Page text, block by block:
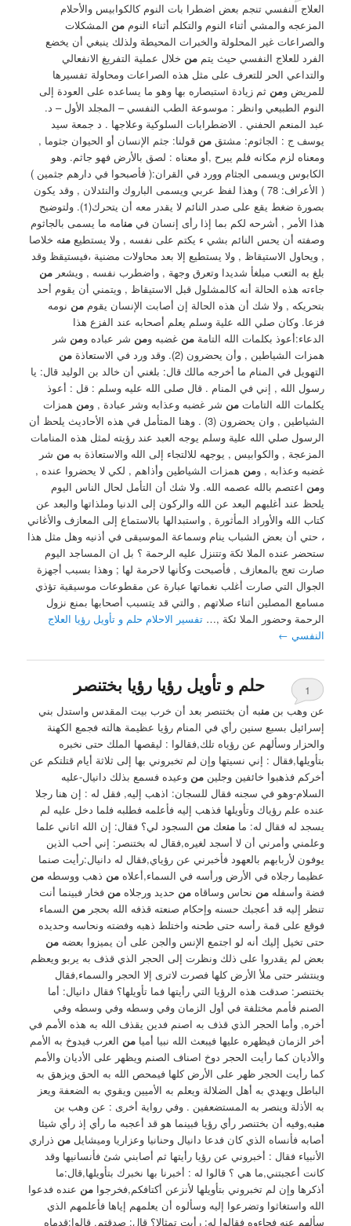
العلاج النفسي تنجم بعض اضطرا بات النوم كالكوابيس والأحلام
المزعجه والمشي أثناء النوم والتكلم أثناء النوممن المشكلات
والصراعات غير المحلولة والخبرات المحيطة ولذلك ينبغي أن يخضع
الفرد للعلاج النفسي حيث يتممن خلال عملية التفريغ الانفعالي
والتداعي الحر للتعرف على مثل هذه الصراعات ومحاولة تفسيرها
للمريض ومن ثم زيادة استبصاره بها وهو ما يساعده على العودة إلى
النوم الطبيعي وانظر : موسوعة الطب النفسي – المجلد الأول – د.
عبد المنعم الحفني . الاضطرابات السلوكية وعلاجها . د جمعة سيد
يوسف ج : الجاثوم: مشتقمن قولنا: جثم الإنسان أو الحيوان جثوما ,
ومعناه لزم مكانه فلم يبرح ,أو معناه : لصق بالأرض فهو جاثم. وهو
الكابوس ويسمى الجثام وورد في القران:( فأصبحوا في دارهم جثمين )
( الأعراف: 78 ‏) وهذا لفظ عربي ويسمى الباروك والنئدلان , وقد يكون
بصورة ضغط يقع على صدر النائم لا يقدر معه أن يتحرك(1). ‏ولتوضيح
هذا الأمر , أشرحه لكم بما إذا رأى إنسان فيمنامه ما يسمى بالجاثوم
وصفته أن يحس النائم بشي ء يكتم على نفسه , ولا يستطيعمنه خلاصا
, ويحاول الاستيقاظ , ولا يستطيع إلا بعد محاولات مضنية ،فيستيقظ وقد
بلغ به التعب مبلغأ شديدا وتعرق وجهة , واضطرب نفسه , ويشعرمن
جاءته هذه الحالة أنه كالمشلول قبل الاستيقاظ , ويتمني أن يقوم أحد
بتحريكه , ولا شك أن هذه الحالة إن أصابت الإنسان يقوممن نومه
فزعا. ‏وكان صلي الله علية وسلم يعلم أصحابه عند الفزع هذا
الدعاء:أعوذ بكلمات الله التامةمن غضبه ومن شر عباده ومن شر
همزات الشياطين , وأن يحضرون (2). ‏وقد ورد في الاستعاذة
من
التهويل في المنام ما أخرجه مالك قال: بلغني أن خالد بن الوليد قال: يا
رسول الله , إني في المنام . ‏قال صلى الله عليه وسلم : قل : أعوذ
يكلمات الله التاماتمن شر غضبه وعذابه وشر عبادة , ومن همزات
الشياطين , وان يحضرون (3) . ‏وهنا المتأمل في هذه الأحاديث يلحظ أن
الرسول صلي الله علية وسلم يوجه العبد عند رؤيته لمثل هذه المنامات
المزعجة , والكوابيس , يوجهه للالتجاء إلى الله والاستعاذة بهمن شر
غضبه وعذابه , ومن همزات الشياطين وأذاهم , لكي لا يحضروا عنده ,
ومن اعتصم بالله عصمه الله. ‏ولا شك أن التأمل لحال الناس اليوم
يلحظ عند أغلبهم البعد عن الله والركون إلى الدنيا وملذاتها والبعد عن
كتاب الله والأوراد المأثورة , واستبدالها بالاستماع إلى المعازف والأغاني
، حتي أن بعض الشباب ينام وسماعة الموسيقى في أذنيه وهل مثل هذا
ستحضر عنده الملا ئكة وتتنزل عليه الرحمة ؟ ‏بل ان المساجد اليوم
صارت تعج بالمعازف , فأصبحت وكأنها لاحرمة لها ; وهذا بسبب أجهزة
الجوال التي صارت أغلب نغماتها عبارة عن مقطوعات موسيقية تؤذي
مسامع المصلين أثناء صلاتهم , والتي قد يتسبب أصحابها بمنع نزول
الرحمة وحضور الملا ئكة ,…تفسير الاحلام حلم و تأويل رؤيا العلاج
النفسي ←
حلم و تأويل رؤيا رؤيا بختنصر
1
عن وهب بنمنبه أن بختنصر بعد أن خرب بيت المقدس واستدل بني
إسرائيل بسبع سنين رأي في المنام رؤيا عظيمة هالته فجمع الكهنة
والحزار وسألهم عن رؤياه تلك,فقالوا : ليقصها الملك حتى نخبره
بتأويلها,فقال : إني نسيتها وإن لم تخبروني بها إلى ثلاثة أيام قتلتكم عن
أخركم فذهبوا خائفين وجلينمن وعيده فسمع بذلك دانيال-عليه
السلام-وهو في سجنه فقال للسجان: اذهب إليه, فقل له : إن هنا رجلا
عنده علم رؤياك وتأويلها فذهب إليه فأعلمه فطلبه فلما دخل عليه لم
يسجد له فقال له: مامنعكمن السجود لي؟ فقال: إن الله اتاني علما
وعلمني وأمرني أن لا أسجد لغيره,فقال له بختنصر: إني أحب الذين
يوفون لأربابهم بالعهود فأخبرني عن رؤياي,فقال له دانيال:رأيت صنما
عظيما رجلاه في الأرض ورأسه في السماء,أعلاهمن ذهب ووسطهمن
فضة وأسفلهمن نحاس وساقاهمن حديد ورجلاهمن فخار فبينما أنت
تنظر إليه قد أعجبك حسنه وإحكام صنعته قذفه الله بحجرمن السماء
فوقع على قمة رأسه حتى طحنه واختلط ذهبه وفضته ونحاسه وحديده
حتى تخيل إليك أنه لو اجتمع الإنس والجن على أن يميزوا بعضهمن
بعض لم يقدروا على ذلك ونظرت إلى الحجر الذي قذف به يربو ويعظم
وينتشر حتى ملأ الأرض كلها فصرت لاترى إلا الحجر والسماء,فقال
بختنصر: صدقت هذه الرؤيا التي رأيتها فما تأويلها؟ فقال دانيال: أما
الصنم فأمم مختلفة في أول الزمان وفي وسطه وفي وسطه وفي
أخره, وأما الحجر الذي قذف به اصنم فدين يقذف الله به هذه الأمم في
أخر الزمان فيظهره عليها فيبعث الله نبيا أميامن العرب فيدوخ به الأمم
والأديان كما رأيت الحجر دوخ اصناف الصنم ويظهر على الأديان والأمم
كما رأيت الحجر ظهر على الأرض كلها فيمحص الله به الحق ويزهق به
الباطل ويهدي به أهل الضلالة ويعلم به الأميين ويقوي به الضعفة ويعز
به الأذلة وينصر به المستضعفين . وفي رواية أخرى : عن وهب بن
منبه,وفيه أن بختنصر رأي رؤيا فبينما هو قد أعجبه ما رأي إذ رأي شيئا
أصابه فأنساه الذي كان فدعا دانيال وحنانيا وعزاريا وميشايلمن ذراري
الأنبياء فقال : أخبروني عن رؤيا رأيتها ثم أصابني شئ فأنسانيها وقد
كانت أعجبتني,ما هي ؟ قالوا له : أخبرنا بها نخبرك بتأويلها,قال:ما
أذكرها وإن لم تخبروني بتأويلها لأنزعن أكتافكم,فخرجوامن عنده فدعوا
الله واستغاثوا وتضرعوا إليه وسألوه أن يعلمهم إياها فأعلمهم الذي
سألهم عنه فجاءوه فقالوا له: رأيت تمثالا؟ قال: صدقتم, قالوا:قدماه